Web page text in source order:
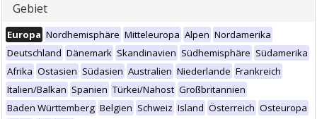
Gebiet
Europa Nordhemisphäre Mitteleuropa Alpen Nordamerika
Deutschland Dänemark Skandinavien Südhemisphäre Südamerika
Afrika Ostasien Südasien Australien Niederlande Frankreich
Italien/Balkan Spanien Türkei/Nahost Großbritannien
Baden Württemberg Belgien Schweiz Island Österreich Osteuropa